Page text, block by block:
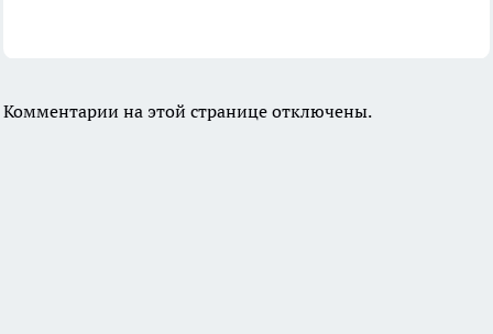
Комментарии на этой странице отключены.